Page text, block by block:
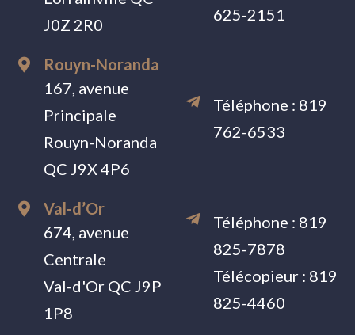
J0Z 2R0
625-2151
Rouyn-Noranda
167, avenue
Principale
Rouyn-Noranda
QC J9X 4P6
Téléphone : 819
762-6533
Val-d’Or
674, avenue
Centrale
Val-d'Or QC J9P
1P8
Téléphone : 819
825-7878
Télécopieur : 819
825-4460